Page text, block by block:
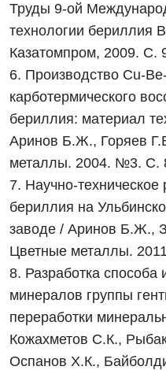
Труды 9-ой
технологии бериллия
Казатомпром, 2009. С.
6. Производство Cu-
карботермического
бериллия: материал
Аринов Б.Ж., Горяев
металлы. 2004. №3. С.
7. Научно-техническое
бериллия на
заводе / Аринов Б.Ж.,
Цветные металлы.
8. Разработка способа
минералов группы
переработки
Кожахметов С.К.,
Оспанов Х.К.,